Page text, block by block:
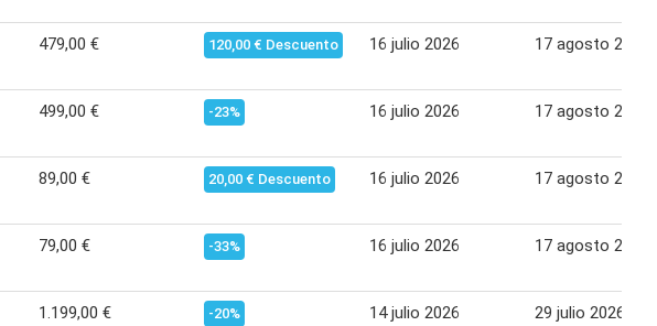
479,00 € 120,00 € Descuento 16 julio 2026 17 agosto 2026
499,00 € -23% 16 julio 2026 17 agosto 2026
89,00 € 20,00 € Descuento 16 julio 2026 17 agosto 2026
79,00 € -33% 16 julio 2026 17 agosto 2026
1.199,00 € -20% 14 julio 2026 29 julio 2026